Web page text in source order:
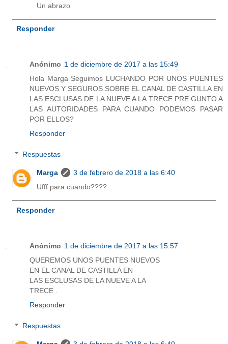
Un abrazo
Responder
Anónimo 1 de diciembre de 2017 a las 15:49
Hola Marga Seguimos LUCHANDO POR UNOS PUENTES
NUEVOS Y SEGUROS SOBRE EL CANAL DE CASTILLA EN
LAS ESCLUSAS DE LA NUEVE A LA TRECE.PRE GUNTO A
LAS AUTORIDADES PARA CUANDO PODEMOS PASAR
POR ELLOS?
Responder
Respuestas
Marga
3 de febrero de 2018 a las 6:40
Ufff para cuando????
Responder
Anónimo 1 de diciembre de 2017 a las 15:57
QUEREMOS UNOS PUENTES NUEVOS
EN EL CANAL DE CASTILLA EN
LAS ESCLUSAS DE LA NUEVE A LA
TRECE .
Responder
Respuestas